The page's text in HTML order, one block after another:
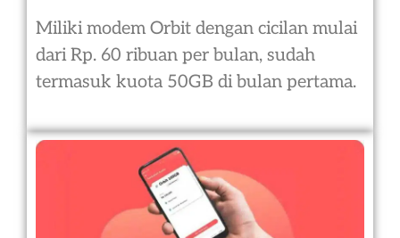
Miliki modem Orbit dengan cicilan mulai
dari Rp. 60 ribuan per bulan, sudah
termasuk kuota 50GB di bulan pertama.